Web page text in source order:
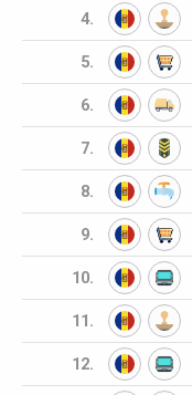
4.
5.
6.
7.
8.
9.
10.
11.
12.